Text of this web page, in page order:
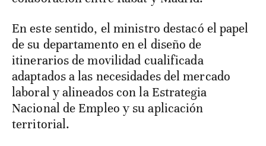
En este sentido, el ministro destacó el papel
de su departamento en el diseño de
itinerarios de movilidad cualificada
adaptados a las necesidades del mercado
laboral y alineados con la Estrategia
Nacional de Empleo y su aplicación
territorial.